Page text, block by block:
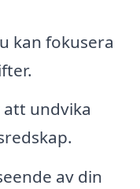
kan fokusera
undvika
av din